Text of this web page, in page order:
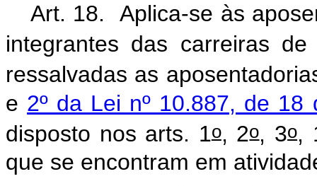
Art. 18. Aplica-se às
integrantes das carreiras
ressalvadas as
e 2º da Lei nº 10.887, de 18
disposto nos arts. 1o, 2o, 3o,
que se encontram em